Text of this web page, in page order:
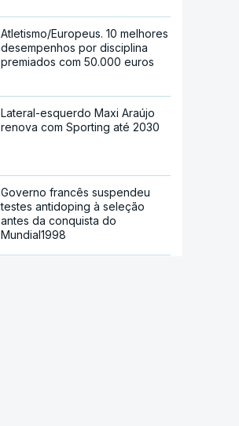
Atletismo/Europeus. 10 melhores
desempenhos por disciplina
premiados com 50.000 euros
Lateral-esquerdo Maxi Araújo
renova com Sporting até 2030
Governo francês suspendeu
testes antidoping à seleção
antes da conquista do
Mundial1998